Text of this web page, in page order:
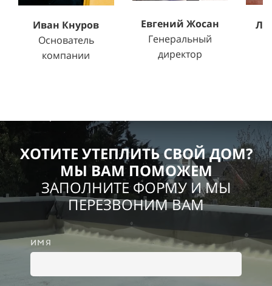
Иван Кнуров
Основатель
компании
Евгений Жосан
Генеральный
директор
ХОТИТЕ УТЕПЛИТЬ СВОЙ ДОМ?
МЫ ВАМ ПОМОЖЕМ
ЗАПОЛНИТЕ ФОРМУ И МЫ
ПЕРЕЗВОНИМ ВАМ
ИМЯ